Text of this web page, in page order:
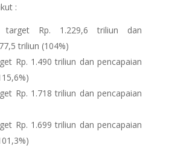
:
target Rp. 1.229,6 triliun dan
triliun (104%)
Rp. 1.490 triliun dan pencapaian
Rp. 1.718 triliun dan pencapaian
Rp. 1.699 triliun dan pencapaian